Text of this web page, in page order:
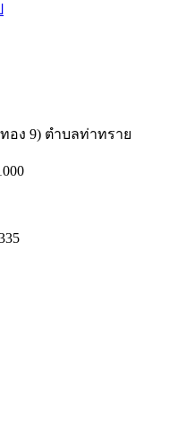
อง 9) ตำบลท่าทราย